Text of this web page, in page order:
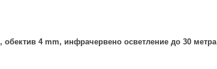
, обектив 4 mm, инфрачервено осветление до 30 метра